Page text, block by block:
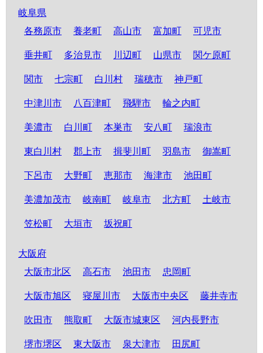
岐阜県
各務原市
養老町 高山市 富加町 可児市
垂井町 多治見市 川辺町 山県市 関ケ原町
関市 七宗町 白川村 瑞穂市 神戸町
中津川市 八百津町 飛騨市 輪之内町
美濃市 白川町 本巣市 安八町 瑞浪市
東白川村 郡上市 揖斐川町 羽島市 御嵩町
下呂市 大野町 恵那市 海津市 池田町
美濃加茂市 岐南町 岐阜市 北方町 土岐市
笠松町 大垣市 坂祝町
大阪府
大阪市北区
高石市 池田市 忠岡町
大阪市旭区 寝屋川市 大阪市中央区 藤井寺市
吹田市 熊取町 大阪市城東区 河内長野市
堺市堺区 東大阪市 泉大津市 田尻町